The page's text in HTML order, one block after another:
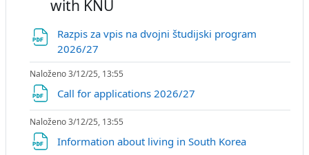
with KNU
Razpis za vpis na dvojni študijski program
2026/27
Naloženo 3/12/25, 13:55
Call for applications 2026/27
Naloženo 3/12/25, 13:55
Information about living in South Korea